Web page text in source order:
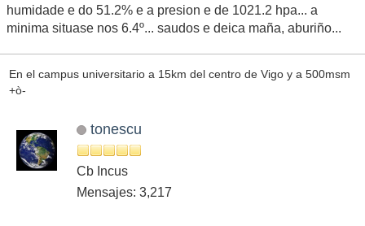
humidade e do 51.2% e a presion e de 1021.2 hpa... a
minima situase nos 6.4º... saudos e deica maña, aburiño...
En el campus universitario a 15km del centro de Vigo y a 500msm
+ò-
tonescu
Cb Incus
Mensajes: 3,217